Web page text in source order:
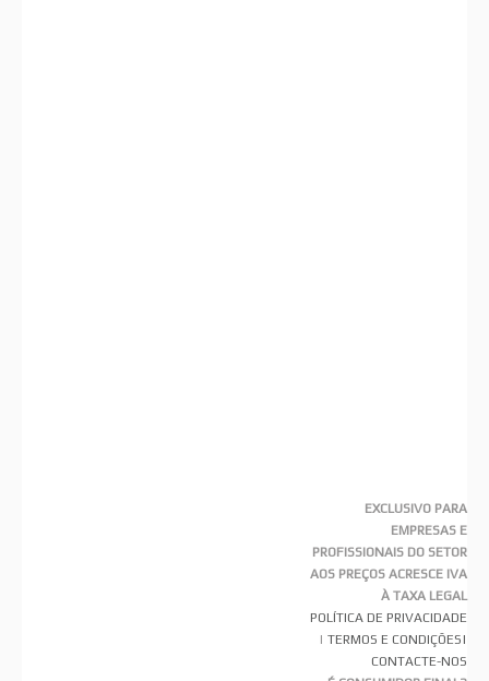
EXCLUSIVO PARA
EMPRESAS E
PROFISSIONAIS DO SETOR
AOS PREÇOS ACRESCE IVA
À TAXA LEGAL
POLÍTICA DE PRIVACIDADE
| TERMOS E CONDIÇÕES|
CONTACTE-NOS